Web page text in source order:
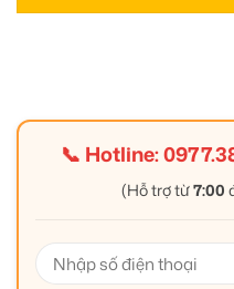
📞 Hotline:
(Hỗ trợ từ7:00